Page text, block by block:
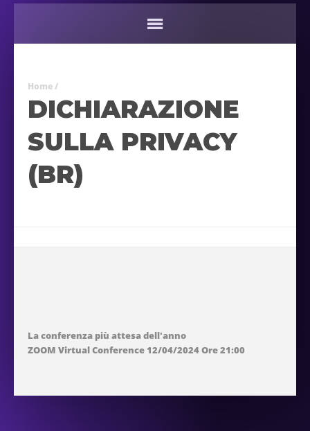
Home /
DICHIARAZIONE
SULLA PRIVACY
(BR)
La conferenza più attesa dell'anno
ZOOM Virtual Conference 12/04/2024 Ore 21:00